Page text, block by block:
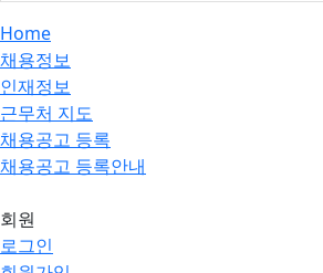
Home
채용정보
인재정보
근무처 지도
채용공고 등록
채용공고 등록안내
회원
로그인